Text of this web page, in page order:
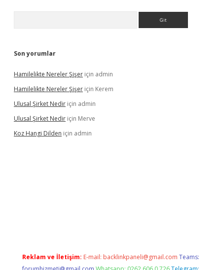
Son yorumlar
Hamilelikte Nereler Şişer için admin
Hamilelikte Nereler Şişer için Kerem
Ulusal Şirket Nedir için admin
Ulusal Şirket Nedir için Merve
Koz Hangi Dilden için admin
Reklam ve İletişim: E-mail: backlinkpaneli@gmail.com Teams: